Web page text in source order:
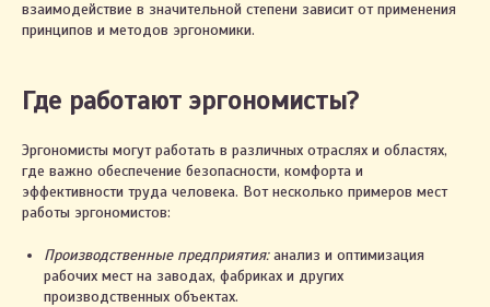
взаимодействие в значительной степени зависит от применения
принципов и методов эргономики.
Где работают эргономисты?
Эргономисты могут работать в различных отраслях и областях,
где важно обеспечение безопасности, комфорта и
эффективности труда человека. Вот несколько примеров мест
работы эргономистов:
Производственные предприятия:анализ и оптимизация
рабочих мест на заводах, фабриках и других
производственных объектах.